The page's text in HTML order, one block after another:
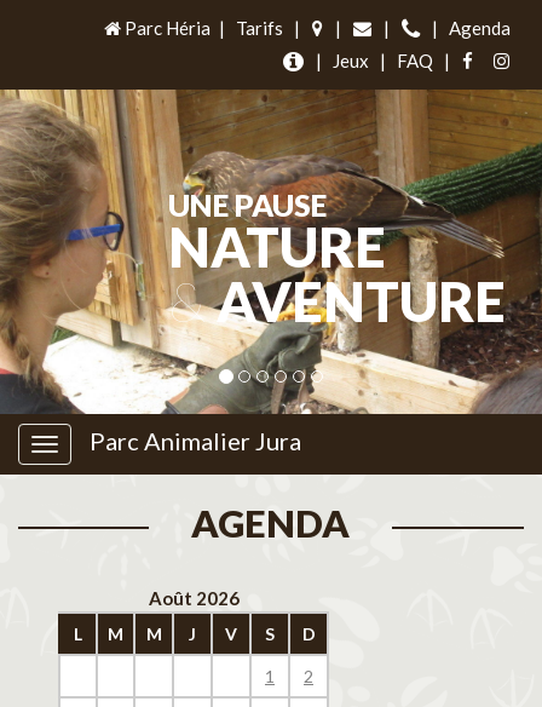
Parc Héria | Tarifs | | | |
Agenda
|
Jeux | FAQ |
UNE PAUSE
NATURE
&AVENTURE
Parc Animalier Jura
AGENDA
Août 2026
L M M J V S D
1 2